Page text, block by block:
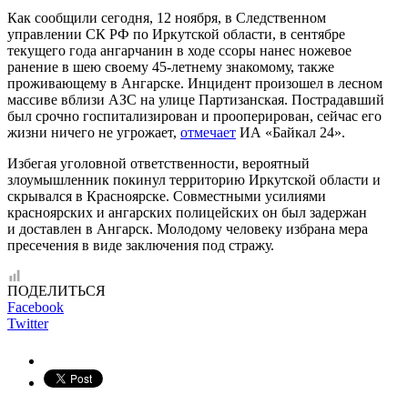
Как сообщили сегодня, 12 ноября, в Следственном
управлении СК РФ по Иркутской области, в сентябре
текущего года ангарчанин в ходе ссоры нанес ножевое
ранение в шею своему 45-летнему знакомому, также
проживающему в Ангарске. Инцидент произошел в лесном
массиве вблизи АЗС на улице Партизанская. Пострадавший
был срочно госпитализирован и прооперирован, сейчас его
жизни ничего не угрожает, отмечает ИА «Байкал 24».
Избегая уголовной ответственности, вероятный
злоумышленник покинул территорию Иркутской области и
скрывался в Красноярске. Совместными усилиями
красноярских и ангарских полицейских он был задержан
и доставлен в Ангарск. Молодому человеку избрана мера
пресечения в виде заключения под стражу.
ПОДЕЛИТЬСЯ
Facebook
Twitter